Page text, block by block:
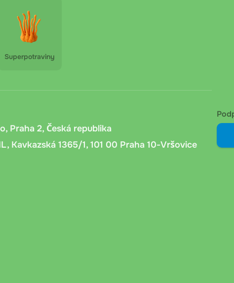
ve výdejním místě. Bez dalších poplatků.
obdržíte platební údaje a variabilní symbol. Platit
Superpotraviny
Praha 2, Česká republika
Kavkazská 1365/1, 101 00 Praha 10-Vršovice